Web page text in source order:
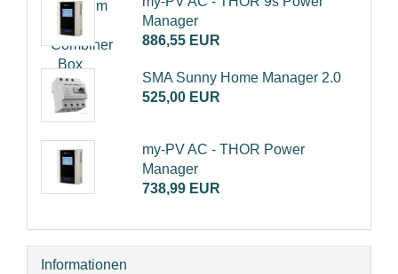
Manager
886,55 EUR
SMA Sunny Home Manager 2.0
525,00 EUR
my-PV AC - THOR Power
Manager
738,99 EUR
Informationen